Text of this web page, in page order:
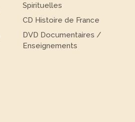
Spirituelles
CD Histoire de France
DVD Documentaires /
Enseignements